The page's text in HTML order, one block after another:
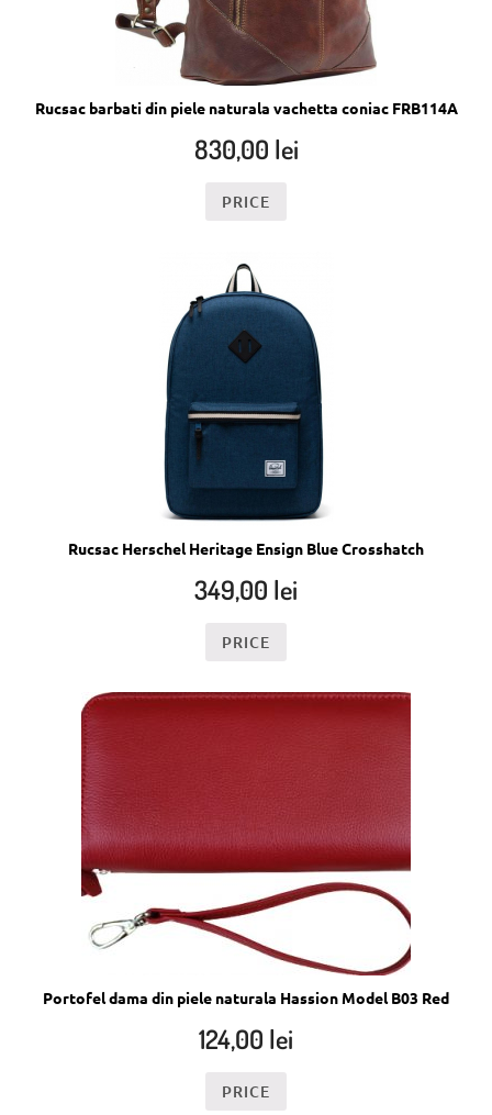
Rucsac barbati din piele naturala vachetta coniac FRB114A
830,00 lei
PRICE
Rucsac Herschel Heritage Ensign Blue Crosshatch
349,00 lei
PRICE
Portofel dama din piele naturala Hassion Model B03 Red
124,00 lei
PRICE